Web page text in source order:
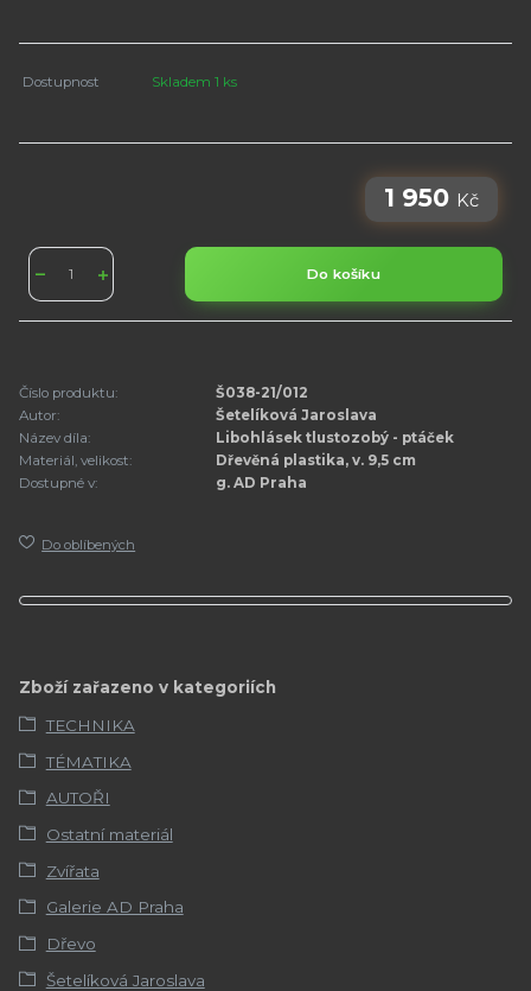
Dostupnost Skladem 1 ks
1 950 Kč
Do košíku
Číslo produktu:
Š038-21/012
Autor:
Šetelíková Jaroslava
Název díla:
Libohlásek tlustozobý - ptáček
Materiál, velikost:
Dřevěná plastika, v. 9,5 cm
Dostupné v:
g. AD Praha
Do oblíbených
Zboží zařazeno v kategoriích
TECHNIKA
TÉMATIKA
AUTOŘI
Ostatní materiál
Zvířata
Galerie AD Praha
Dřevo
Šetelíková Jaroslava